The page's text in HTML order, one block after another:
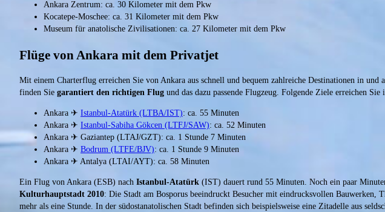
Ankara Zentrum: ca. 30 Kilometer mit dem Pkw
Kocatepe-Moschee: ca. 31 Kilometer mit dem Pkw
Museum für anatolische Zivilisationen: ca. 27 Kilometer mit dem Pkw
Flüge von Ankara mit dem Privatjet
Mit einem Charterflug erreichen Sie von Ankara aus schnell und bequem zahlreiche Destinationen in
finden Sie garantiert den richtigen Flug und das dazu passende Flugzeug. Folgende Ziele erreichen
Ankara ✈ Istanbul-Atatürk (LTBA/IST): ca. 55 Minuten
Ankara ✈ Istanbul-Sabiha Gökcen (LTFJ/SAW): ca. 52 Minuten
Ankara ✈ Gaziantep (LTAJ/GZT): ca. 1 Stunde 7 Minuten
Ankara ✈ Bodrum (LTFE/BJV): ca. 1 Stunde 9 Minuten
Ankara ✈ Antalya (LTAI/AYT): ca. 58 Minuten
Ein Flug von Ankara (ESB) nach Istanbul-Atatürk (IST) dauert rund 55 Minuten. Noch ein paar
Kulturhauptstadt 2010: Die Stadt am Bosporus beeindruckt Besucher mit eindrucksvollen Bauwerken,
mehr als eine Stunde. In der südostanatolischen Stadt befinden sich beispielsweise eine Zitadelle aus